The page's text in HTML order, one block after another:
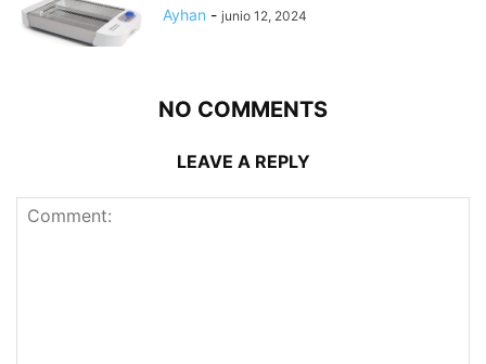
Ayhan - junio 12, 2024
NO COMMENTS
LEAVE A REPLY